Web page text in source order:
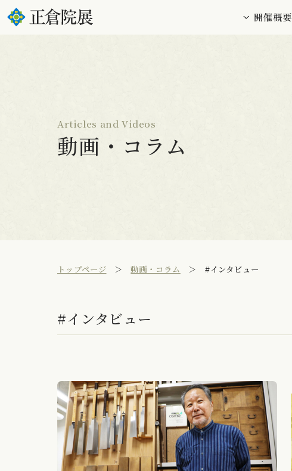
開催概要
トップページ 動画・コラム #インタビュー
Articles and Videos
動画・コラム
#インタビュー